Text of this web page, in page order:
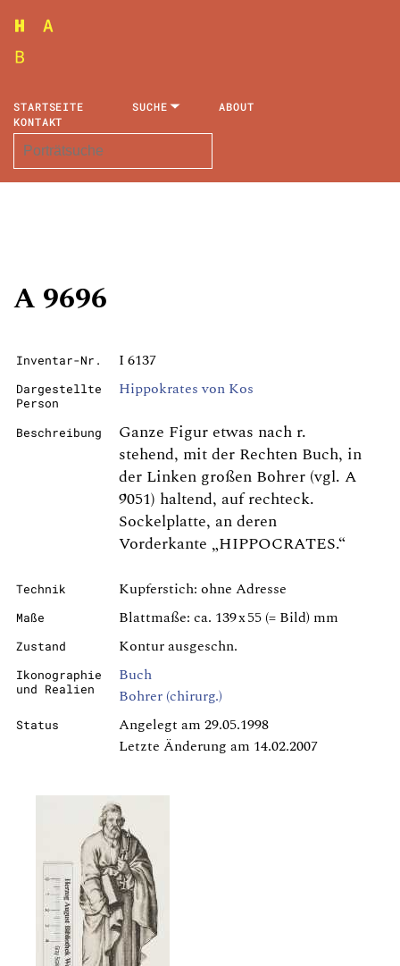
STARTSEITE SUCHE
ABOUT
KONTAKT
A 9696
Inventar-Nr. I 6137
Dargestellte
Person
Hippokrates von Kos
Beschreibung
Ganze Figur etwas nach r.
stehend, mit der Rechten Buch, in
der Linken großen Bohrer (vgl. A
9051) haltend, auf rechteck.
Sockelplatte, an deren
Vorderkante „HIPPOCRATES.“
Technik Kupferstich: ohne Adresse
Maße Blattmaße: ca. 139 x 55 (= Bild) mm
Zustand Kontur ausgeschn.
Ikonographie
und Realien
Buch
Bohrer (chirurg.)
Status
Angelegt am 29.05.1998
Letzte Änderung am 14.02.2007